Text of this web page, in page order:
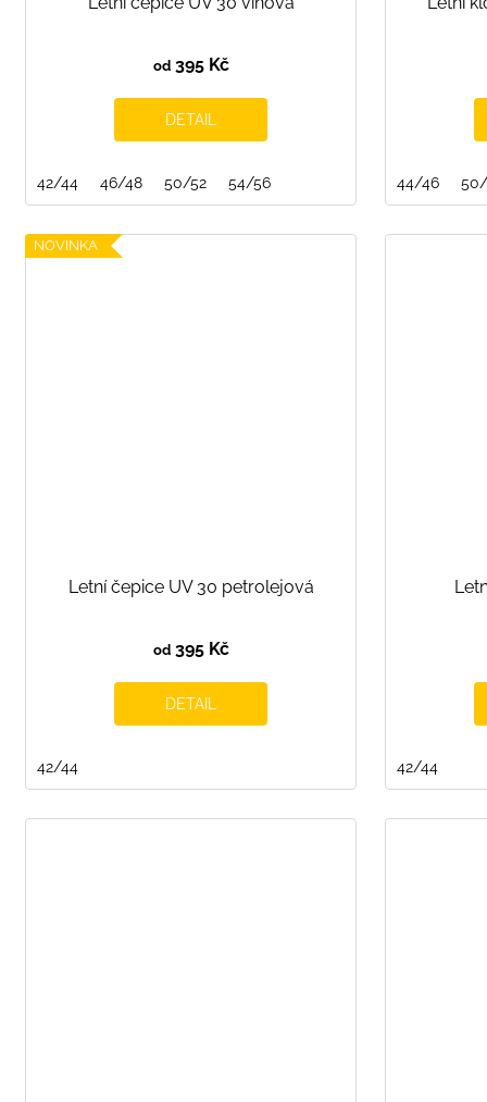
od395 Kč
DETAIL
42/44 46/48 50/52 54/56 44/46
NOVINKA
Letní čepice UV 30 petrolejová
od395 Kč
DETAIL
42/44 42/44